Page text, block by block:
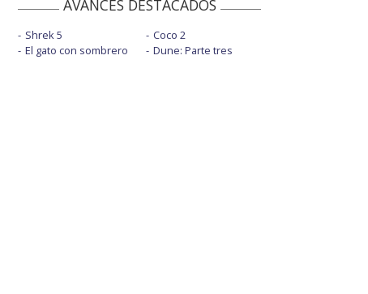
AVANCES DESTACADOS
Shrek 5
El gato con sombrero
Coco 2
Dune: Parte tres